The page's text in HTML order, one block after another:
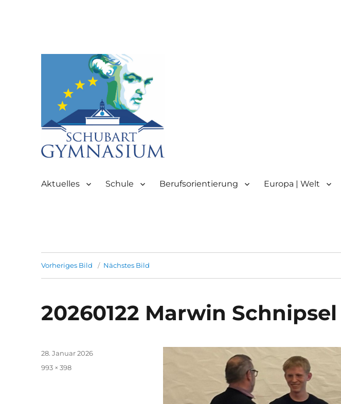
Aalen
Aktuelles Schule Berufsorientierung Europa | Welt
Vorheriges Bild Nächstes Bild
20260122 Marwin Schnipsel
Veröffentlicht
28. Januar 2026
Volle
993 × 398